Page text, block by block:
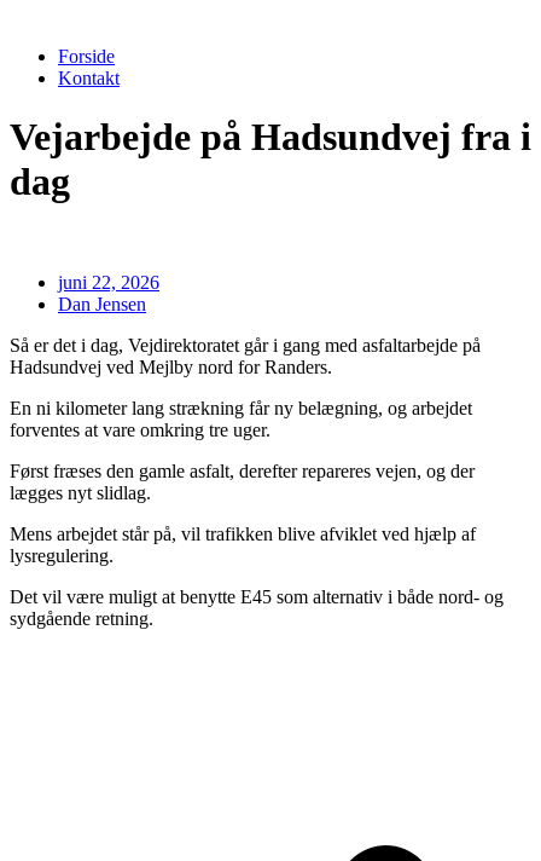
Forside
Kontakt
Vejarbejde på Hadsundvej fra i
dag
juni 22, 2026
Dan Jensen
Så er det i dag, Vejdirektoratet går i gang med asfaltarbejde på
Hadsundvej ved Mejlby nord for Randers.
En ni kilometer lang strækning får ny belægning, og arbejdet
forventes at vare omkring tre uger.
Først fræses den gamle asfalt, derefter repareres vejen, og der
lægges nyt slidlag.
Mens arbejdet står på, vil trafikken blive afviklet ved hjælp af
lysregulering.
Det vil være muligt at benytte E45 som alternativ i både nord- og
sydgående retning.